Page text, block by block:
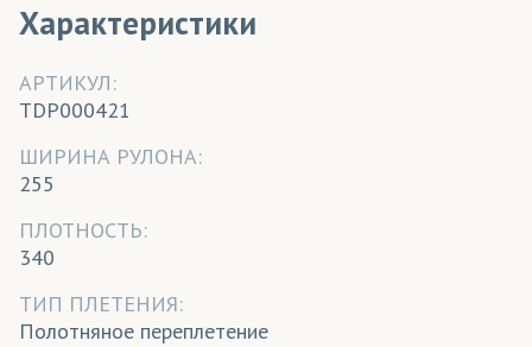
Характеристики
АРТИКУЛ:
TDP000421
ШИРИНА РУЛОНА:
255
ПЛОТНОСТЬ:
340
ТИП ПЛЕТЕНИЯ:
Полотняное переплетение